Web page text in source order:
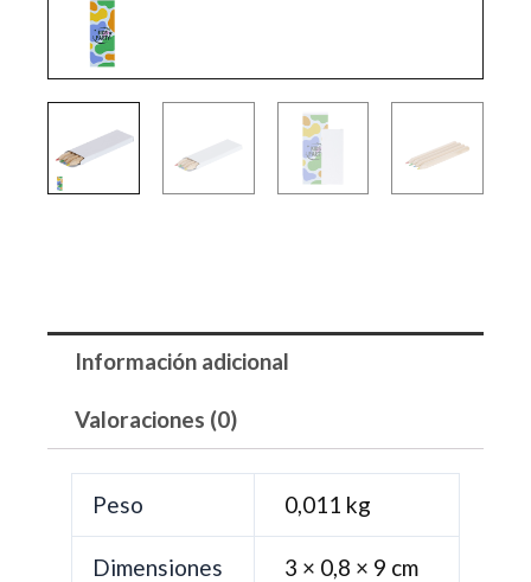
Información adicional
Valoraciones (0)
Peso 0,011 kg
Dimensiones 3 × 0,8 × 9 cm